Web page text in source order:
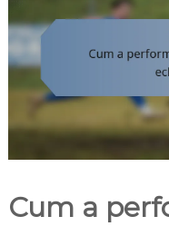
Cum a